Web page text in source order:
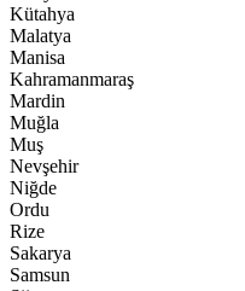
Kütahya
Malatya
Manisa
Kahramanmaraş
Mardin
Muğla
Muş
Nevşehir
Niğde
Ordu
Rize
Sakarya
Samsun